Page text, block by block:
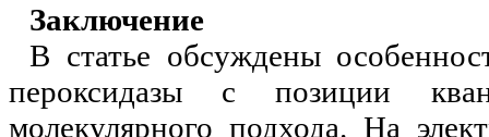
Заключение
В статье обсуждены
пероксидазы с позиции
молекулярного подхода. На